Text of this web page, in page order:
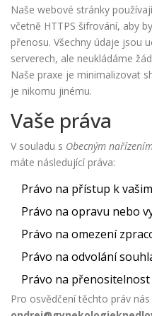
Naše webové stránky
včetně HTTPS šifrování, aby
přenosu. Všechny údaje jsou
serverech, ale neukládáme
Naše praxe je minimalizovat
je nikomu jinému.
Vaše práva
V souladu s Obecným
máte následující práva:
Právo na přístup k
Právo na opravu nebo
Právo na omezení
Právo na odvolání
Právo na
Pro osvědčení těchto práv